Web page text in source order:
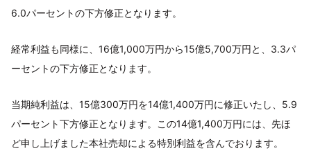
6.0パーセントの下方修正となります。
経常利益も同様に、16億1,000万円から15億5,700万円と、3.3パ
ーセントの下方修正となります。
当期純利益は、15億300万円を14億1,400万円に修正いたし、5.9
パーセント下方修正となります。この14億1,400万円には、先ほ
ど申し上げました本社売却による特別利益を含んでおります。